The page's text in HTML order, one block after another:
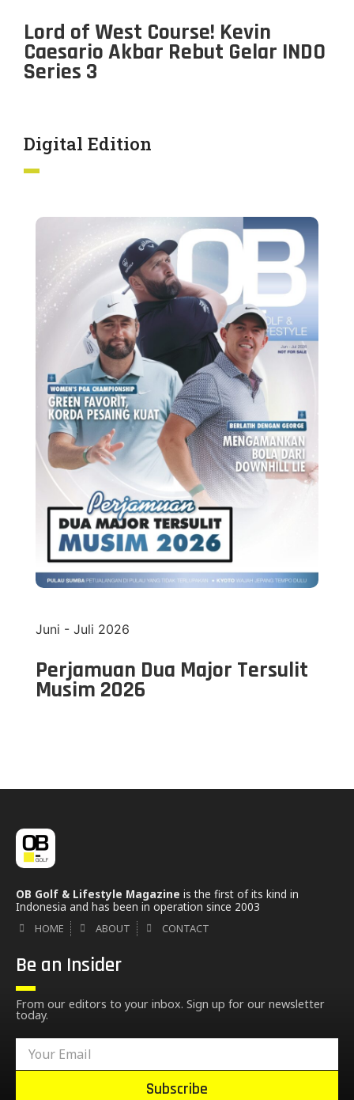
Lord of West Course! Kevin
Caesario Akbar Rebut Gelar INDO
Series 3
Digital Edition
Juni - Juli 2026
Perjamuan Dua Major Tersulit
Musim 2026
OB Golf & Lifestyle Magazine is the first of its kind in
Indonesia and has been in operation since 2003
HOME ABOUT CONTACT
Be an Insider
From our editors to your inbox. Sign up for our newsletter
today.
Subscribe